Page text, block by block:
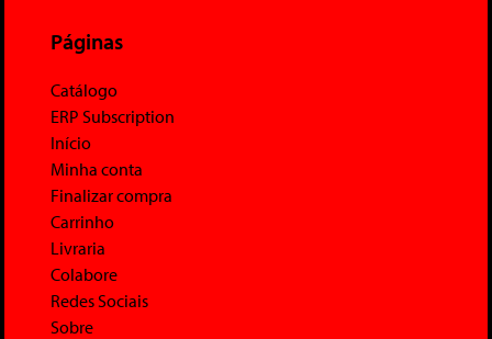
Páginas
Catálogo
ERP Subscription
Início
Minha conta
Finalizar compra
Carrinho
Livraria
Colabore
Redes Sociais
Sobre